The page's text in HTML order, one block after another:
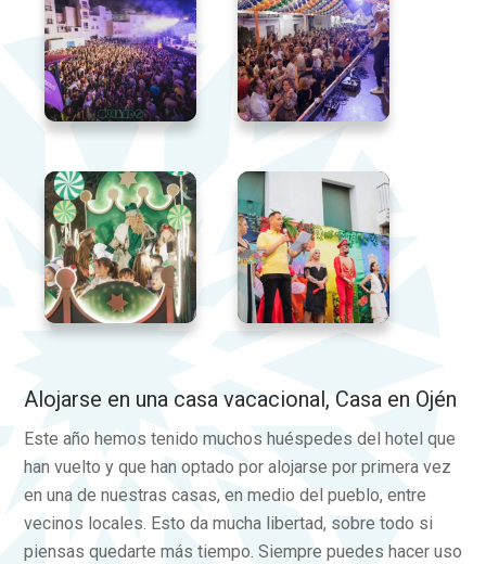
Alojarse en una casa vacacional, Casa en Ojén
Este año hemos tenido muchos huéspedes del hotel que
han vuelto y que han optado por alojarse por primera vez
en una de nuestras casas, en medio del pueblo, entre
vecinos locales. Esto da mucha libertad, sobre todo si
piensas quedarte más tiempo. Siempre puedes hacer uso